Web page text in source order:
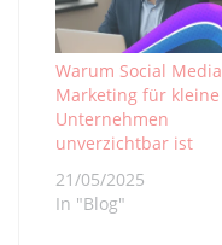
Warum Social Media
Marketing für kleine
Unternehmen
unverzichtbar ist
21/05/2025
In "Blog"